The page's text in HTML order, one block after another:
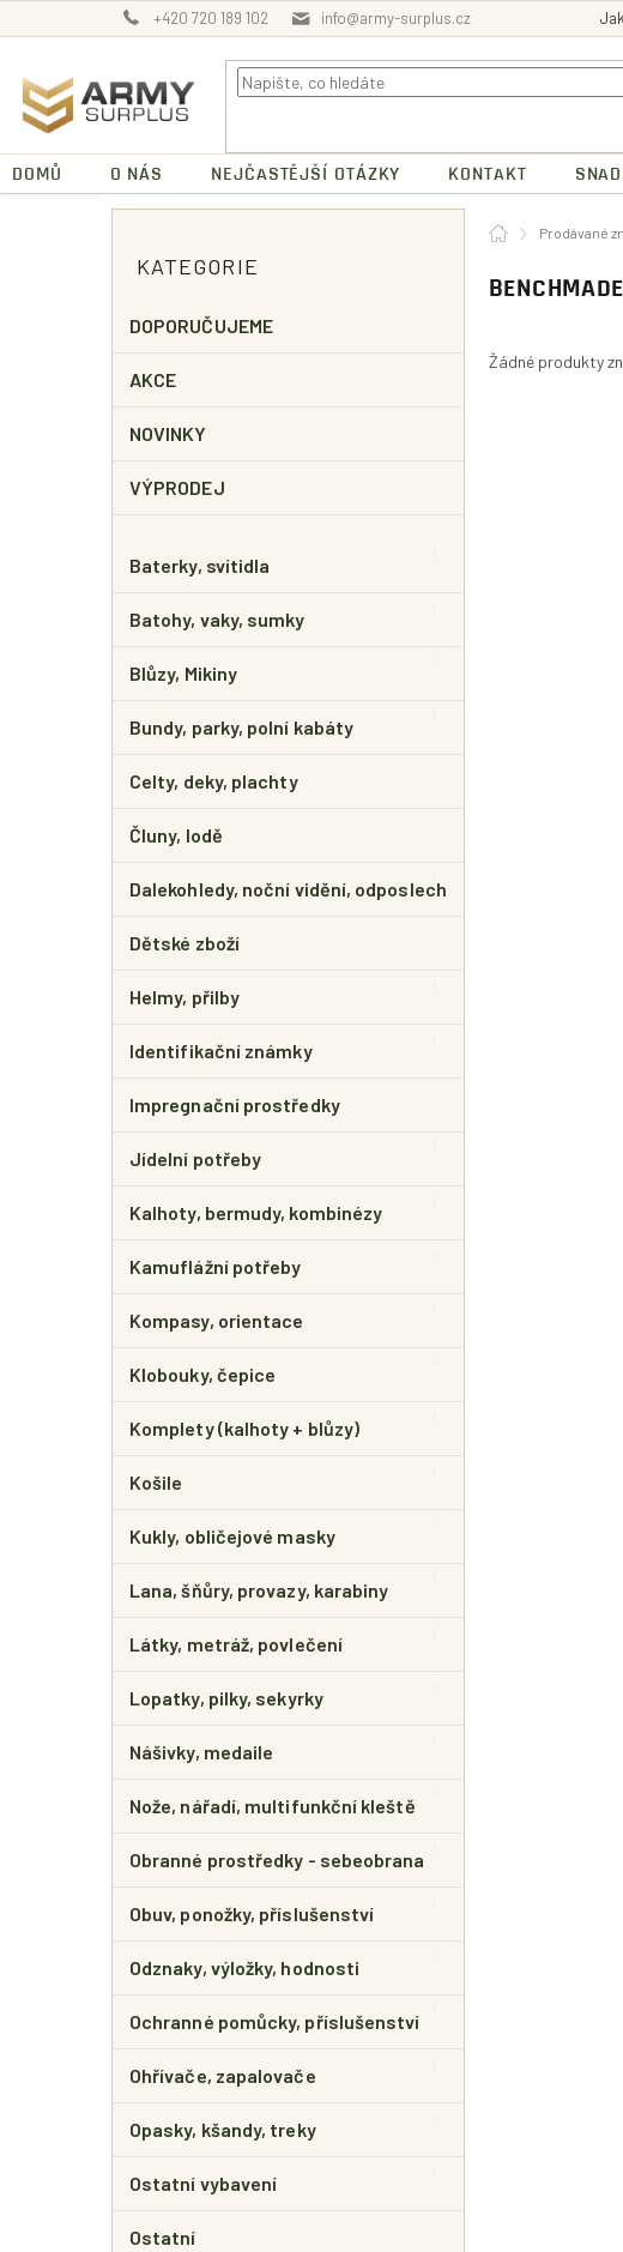
na
+420 720 189 102 info@army-surplus.cz
DOMŮ O NÁS NEJČASTĚJŠÍ OTÁZKY KONTAKT
A
N
P
N
kategorie
KATEGORIE
DOPORUČUJEME
AKCE
NOVINKY
VÝPRODEJ
Baterky, svítidla
Batohy, vaky, sumky
Blůzy, Mikiny
Bundy, parky, polní kabáty
Celty, deky, plachty
Čluny, lodě
Dalekohledy, noční vidění, odposlech
Dětské zboží
Helmy, přilby
Identifikační známky
Impregnační prostředky
Jídelní potřeby
Kalhoty, bermudy, kombinézy
Kamuflážní potřeby
Kompasy, orientace
Klobouky, čepice
Komplety (kalhoty + blůzy)
Košile
Kukly, obličejové masky
Lana, šňůry, provazy, karabiny
Látky, metráž, povlečení
Lopatky, pilky, sekyrky
Nášivky, medaile
Nože, nářadí, multifunkční kleště
Obranné prostředky - sebeobrana
Obuv, ponožky, příslušenství
Odznaky, výložky, hodnosti
Ochranné pomůcky, příslušenství
Ohřívače, zapalovače
Opasky, kšandy, treky
Ostatní vybavení
Ostatní
DomůProdávané
BENCHMADE
Žádné produkty